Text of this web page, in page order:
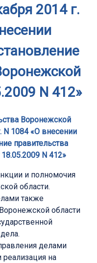
2014 г.
N 412»
Воронежской
N 1084 «О внесении
правительства
N 412»
и полномочия
области.
также
области
делами
реализация на